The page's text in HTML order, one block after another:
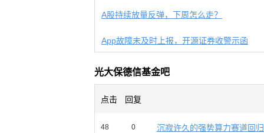
A股持续放量反弹，下周怎么走？
App故障未及时上报，开源证券收警示函
光大保德信基金吧
点击 回复
48 0 沉寂许久的强势算力赛道回